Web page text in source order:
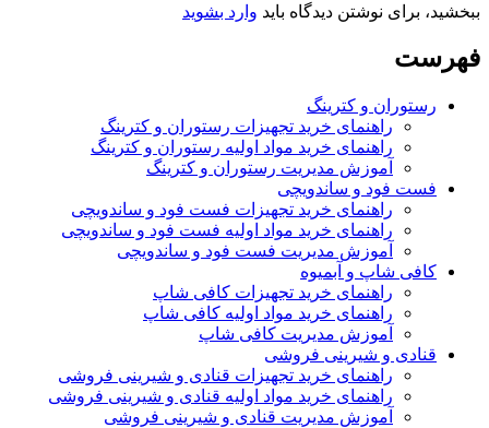
ببخشید، برای نوشتن دیدگاه باید وارد بشوید
فهرست
رستوران و کترینگ
راهنمای خرید تجهیزات رستوران و کترینگ
راهنمای خرید مواد اولیه رستوران و کترینگ
آموزش مدیریت رستوران و کترینگ
فست فود و ساندویچی
راهنمای خرید تجهیزات فست فود و ساندویچی
راهنمای خرید مواد اولیه فست فود و ساندویچی
آموزش مدیریت فست فود و ساندویچی
کافی شاپ و آبمیوه
راهنمای خرید تجهیزات کافی شاپ
راهنمای خرید مواد اولیه کافی‌ شاپ‌
آموزش مدیریت کافی شاپ
قنادی و شیرینی فروشی
راهنمای خرید تجهیزات قنادی و شیرینی فروشی
راهنمای خرید مواد اولیه قنادی و شیرینی فروشی
آموزش مدیریت قنادی و شیرینی فروشی